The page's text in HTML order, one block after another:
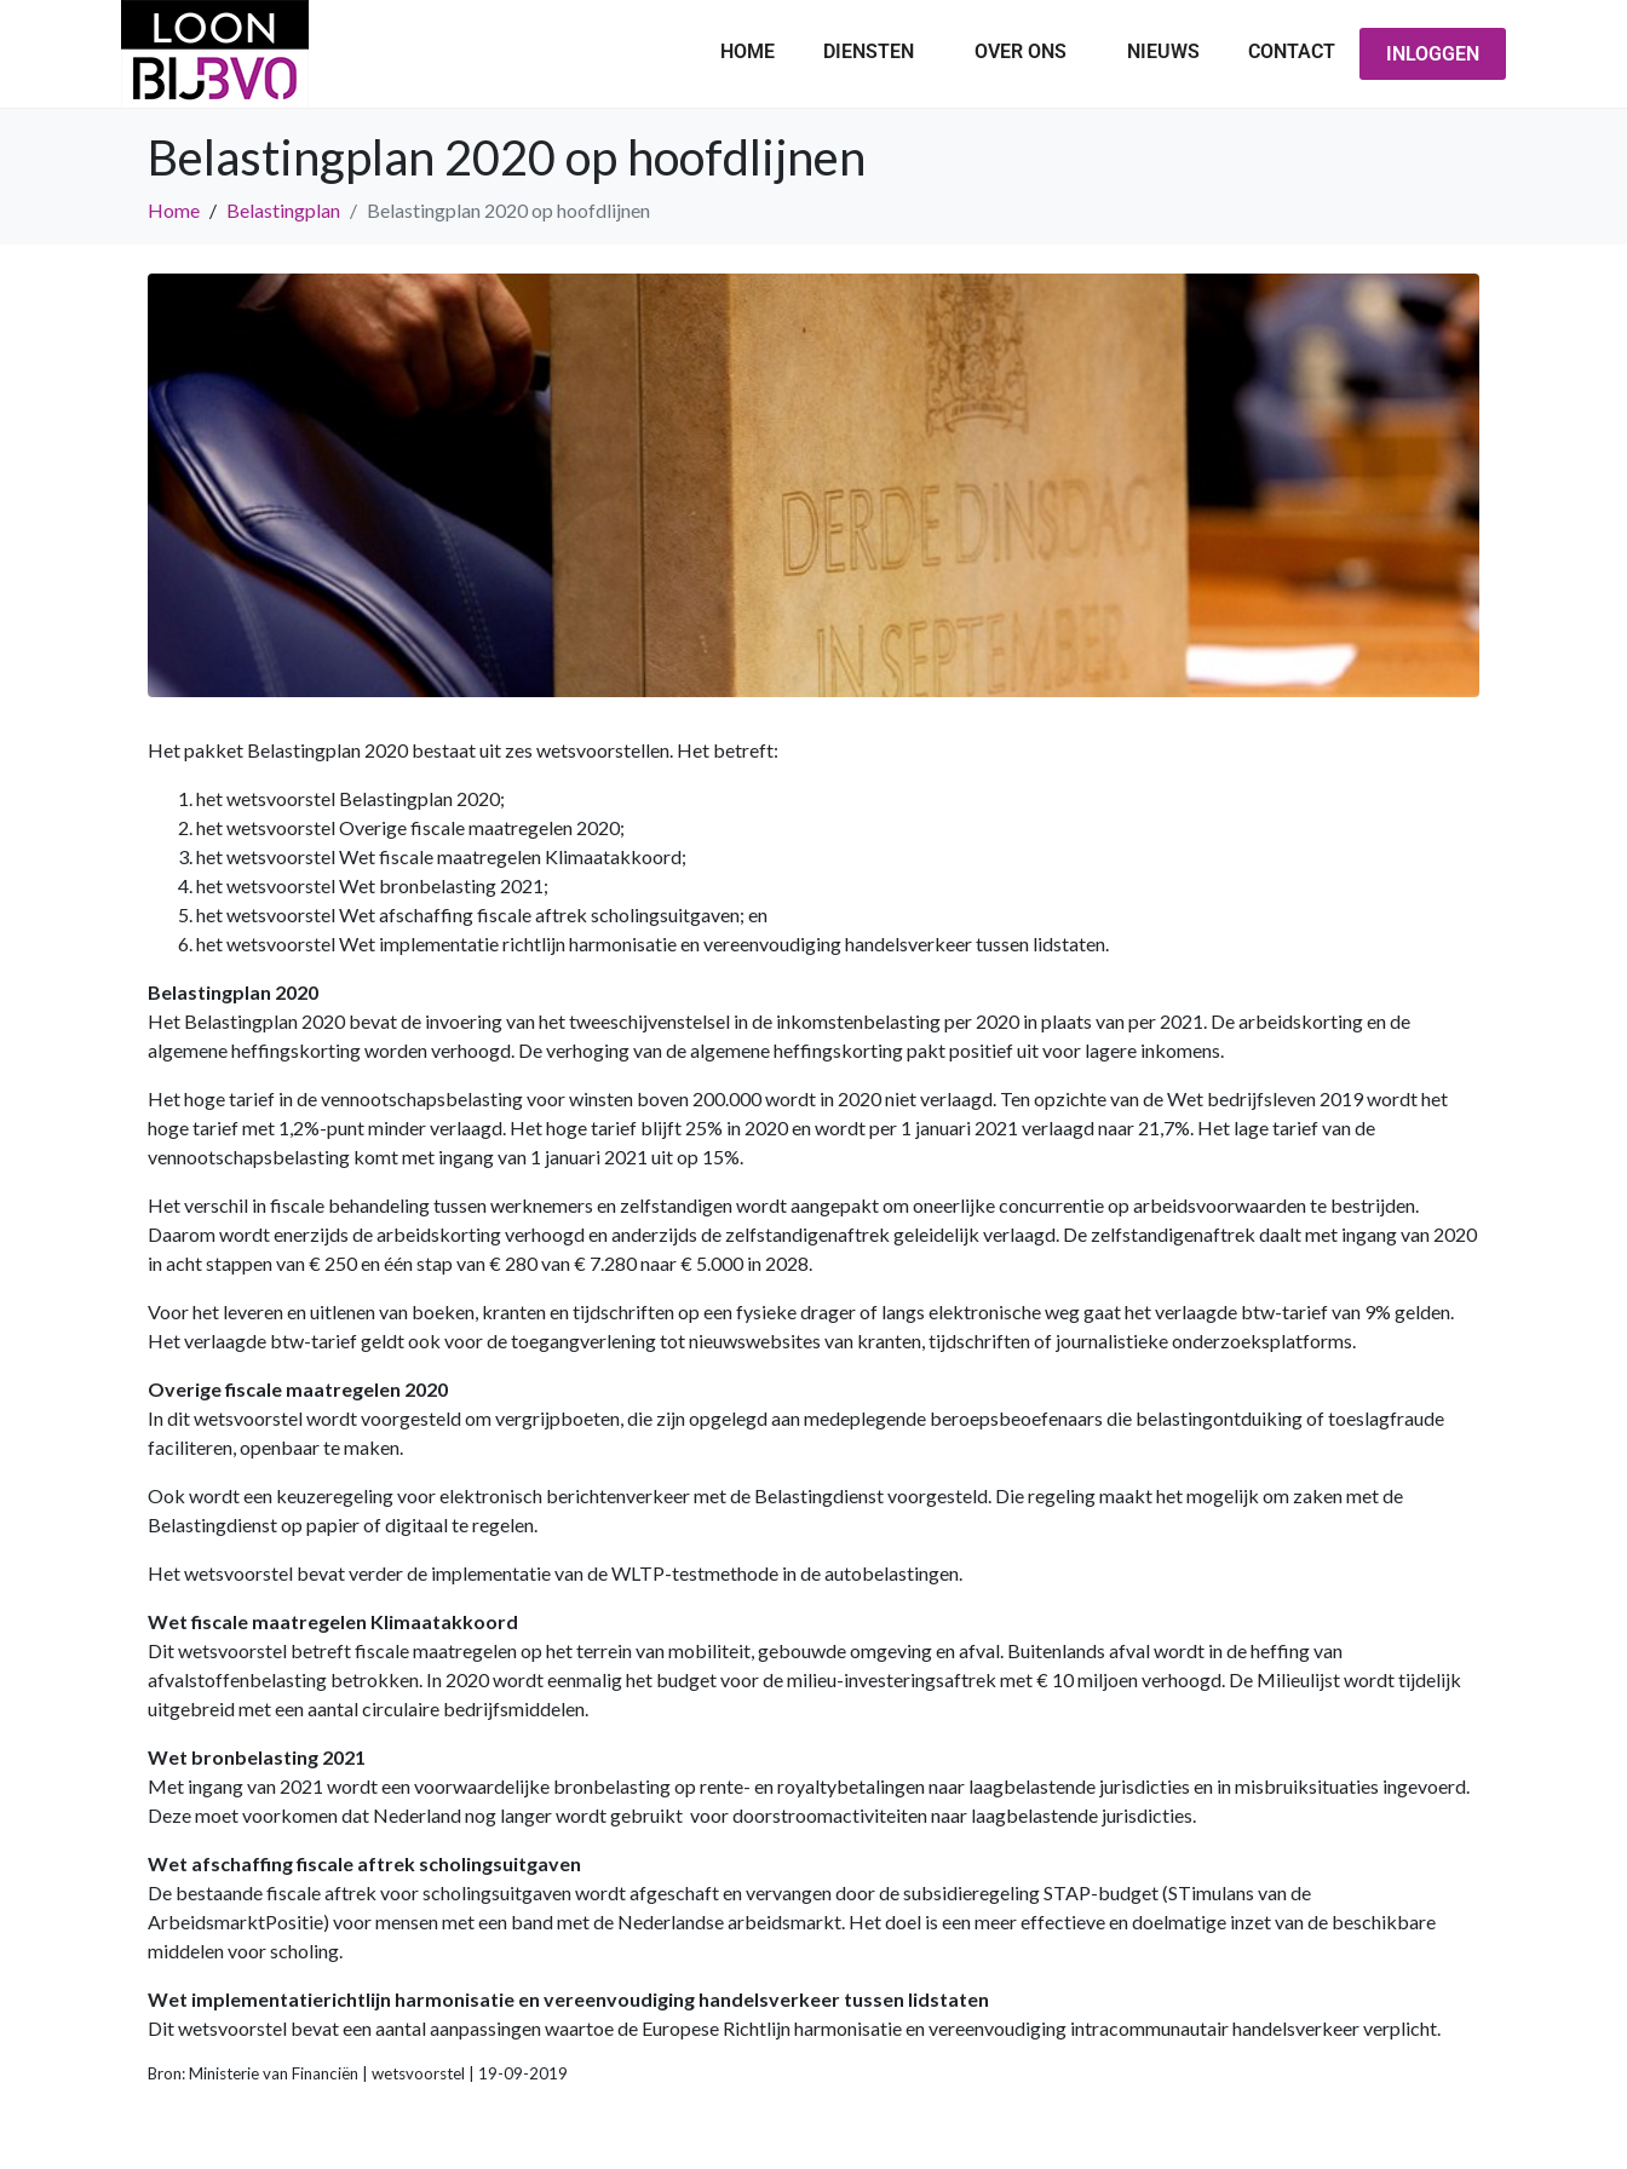
HOME DIENSTEN OVER ONS NIEUWS CONTACT INLOGGEN
Belastingplan 2020 op hoofdlijnen
Home Belastingplan Belastingplan 2020 op hoofdlijnen
Het pakket Belastingplan 2020 bestaat uit zes wetsvoorstellen. Het betreft:
het wetsvoorstel Belastingplan 2020;
het wetsvoorstel Overige fiscale maatregelen 2020;
het wetsvoorstel Wet fiscale maatregelen Klimaatakkoord;
het wetsvoorstel Wet bronbelasting 2021;
het wetsvoorstel Wet afschaffing fiscale aftrek scholingsuitgaven; en
het wetsvoorstel Wet implementatie richtlijn harmonisatie en vereenvoudiging handelsverkeer tussen lidstaten.
Belastingplan 2020
Het Belastingplan 2020 bevat de invoering van het tweeschijvenstelsel in de inkomstenbelasting per 2020 in plaats van per 2021. De arbeidskorting en de
algemene heffingskorting worden verhoogd. De verhoging van de algemene heffingskorting pakt positief uit voor lagere inkomens.
Het hoge tarief in de vennootschapsbelasting voor winsten boven 200.000 wordt in 2020 niet verlaagd. Ten opzichte van de Wet bedrijfsleven 2019 wordt het
hoge tarief met 1,2%-punt minder verlaagd. Het hoge tarief blijft 25% in 2020 en wordt per 1 januari 2021 verlaagd naar 21,7%. Het lage tarief van de
vennootschapsbelasting komt met ingang van 1 januari 2021 uit op 15%.
Het verschil in fiscale behandeling tussen werknemers en zelfstandigen wordt aangepakt om oneerlijke concurrentie op arbeidsvoorwaarden te bestrijden.
Daarom wordt enerzijds de arbeidskorting verhoogd en anderzijds de zelfstandigenaftrek geleidelijk verlaagd. De zelfstandigenaftrek daalt met ingang van 2020
in acht stappen van € 250 en één stap van € 280 van € 7.280 naar € 5.000 in 2028.
Voor het leveren en uitlenen van boeken, kranten en tijdschriften op een fysieke drager of langs elektronische weg gaat het verlaagde btw-tarief van 9% gelden.
Het verlaagde btw-tarief geldt ook voor de toegangverlening tot nieuwswebsites van kranten, tijdschriften of journalistieke onderzoeksplatforms.
Overige fiscale maatregelen 2020
In dit wetsvoorstel wordt voorgesteld om vergrijpboeten, die zijn opgelegd aan medeplegende beroepsbeoefenaars die belastingontduiking of toeslagfraude
faciliteren, openbaar te maken.
Ook wordt een keuzeregeling voor elektronisch berichtenverkeer met de Belastingdienst voorgesteld. Die regeling maakt het mogelijk om zaken met de
Belastingdienst op papier of digitaal te regelen.
Het wetsvoorstel bevat verder de implementatie van de WLTP-testmethode in de autobelastingen.
Wet fiscale maatregelen Klimaatakkoord
Dit wetsvoorstel betreft fiscale maatregelen op het terrein van mobiliteit, gebouwde omgeving en afval. Buitenlands afval wordt in de heffing van
afvalstoffenbelasting betrokken. In 2020 wordt eenmalig het budget voor de milieu-investeringsaftrek met € 10 miljoen verhoogd. De Milieulijst wordt tijdelijk
uitgebreid met een aantal circulaire bedrijfsmiddelen.
Wet bronbelasting 2021
Met ingang van 2021 wordt een voorwaardelijke bronbelasting op rente- en royaltybetalingen naar laagbelastende jurisdicties en in misbruiksituaties ingevoerd.
Deze moet voorkomen dat Nederland nog langer wordt gebruikt voor doorstroomactiviteiten naar laagbelastende jurisdicties.
Wet afschaffing fiscale aftrek scholingsuitgaven
De bestaande fiscale aftrek voor scholingsuitgaven wordt afgeschaft en vervangen door de subsidieregeling STAP-budget (STimulans van de
ArbeidsmarktPositie) voor mensen met een band met de Nederlandse arbeidsmarkt. Het doel is een meer effectieve en doelmatige inzet van de beschikbare
middelen voor scholing.
Wet implementatierichtlijn harmonisatie en vereenvoudiging handelsverkeer tussen lidstaten
Dit wetsvoorstel bevat een aantal aanpassingen waartoe de Europese Richtlijn harmonisatie en vereenvoudiging intracommunautair handelsverkeer verplicht.
Bron: Ministerie van Financiën | wetsvoorstel | 19-09-2019